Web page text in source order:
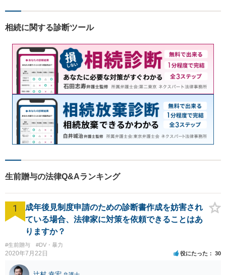
営課題の解決に向けた最適な
した経営基盤の構築をお手伝
いいたします。
相続に関する診断ツール
生前贈与の法律Q&Aランキング
1
成年後見制度申請のための診断書作成を妨害され
ている場合、法律家に対策を依頼できることはあ
りますか？
#生前贈与 #DV・暴力
2020年7月22日 役にたった 30